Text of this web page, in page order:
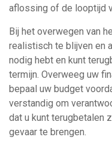
aflossing of de looptijd
Bij het overwegen van
realistisch te blijven en
nodig hebt en kunt
termijn. Overweeg uw
bepaal uw budget
verstandig om
dat u kunt terugbetalen
gevaar te brengen.